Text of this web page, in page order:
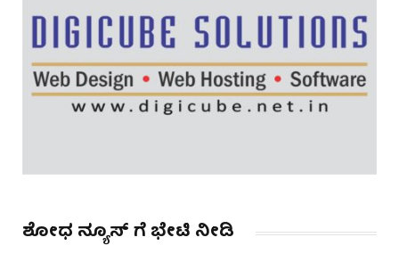
ಶೋಧ ನ್ಯೂಸ್ ಗೆ ಭೇಟಿ ನೀಡಿ